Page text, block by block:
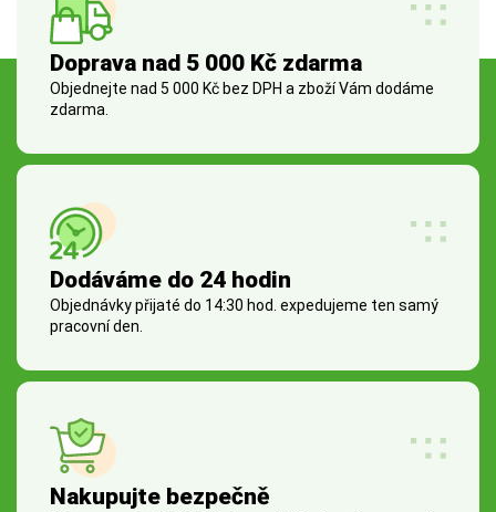
Doprava nad 5 000 Kč zdarma
Objednejte nad 5 000 Kč bez DPH a zboží Vám dodáme
zdarma.
Dodáváme do 24 hodin
Objednávky přijaté do 14:30 hod. expedujeme ten samý
pracovní den.
Nakupujte bezpečně